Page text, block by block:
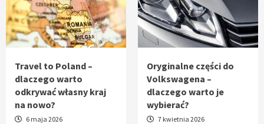
5
Tworzenie aplikacji internetowych – jak
powstają nowoczesne rozwiązania cyfrowe
1
Travel to Poland – dlaczego warto odkrywać
własny kraj na nowo?
Travel to Poland –
dlaczego warto
odkrywać własny kraj
na nowo?
6 maja 2026
Oryginalne części do
Volkswagena –
dlaczego warto je
wybierać?
7 kwietnia 2026